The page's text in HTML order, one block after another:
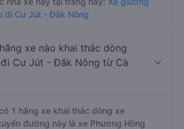
đi Cư Jút - Đắk Nông
xe nào khai thác dòng
Cư Jút - Đắk Nông từ Cà
1 hãng xe khai thác dòng xe
đường này là xe Phương Hồng